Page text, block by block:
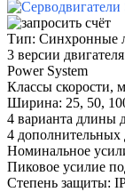
Тип: Синхронные
3 версии
Power System
Классы скорости,
Ширина: 25, 50,
4 варианта длины
4
Номинальное
Пиковое усилие
Степень защиты: